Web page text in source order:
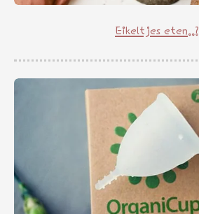
Eikeltjes eten..?